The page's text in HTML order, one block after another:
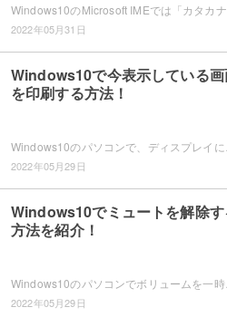
2022年05月31日
Windows10で今表示している
を印刷する方法！
2022年05月29日
Windows10でミュートを解除
方法を紹介！
Windows10のパソコンでボリュー
2022年05月29日